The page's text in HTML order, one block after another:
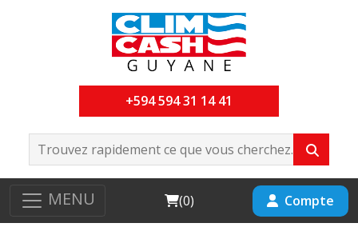
+594 594 31 14 41
MENU Cart
(0) Compte